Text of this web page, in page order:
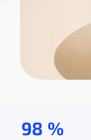
98 %